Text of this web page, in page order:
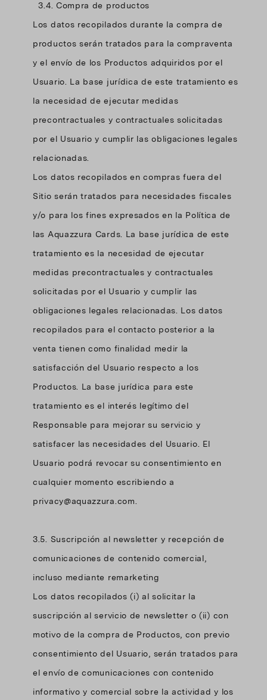
3.4. Compra de productos
Los datos recopilados durante la compra de
productos serán tratados para la compraventa
y el envío de los Productos adquiridos por el
Usuario. La base jurídica de este tratamiento es
la necesidad de ejecutar medidas
precontractuales y contractuales solicitadas
por el Usuario y cumplir las obligaciones legales
relacionadas.
Los datos recopilados en compras fuera del
Sitio serán tratados para necesidades fiscales
y/o para los fines expresados en la Política de
las Aquazzura Cards. La base jurídica de este
tratamiento es la necesidad de ejecutar
medidas precontractuales y contractuales
solicitadas por el Usuario y cumplir las
obligaciones legales relacionadas. Los datos
recopilados para el contacto posterior a la
venta tienen como finalidad medir la
satisfacción del Usuario respecto a los
Productos. La base jurídica para este
tratamiento es el interés legítimo del
Responsable para mejorar su servicio y
satisfacer las necesidades del Usuario. El
Usuario podrá revocar su consentimiento en
cualquier momento escribiendo a
privacy@aquazzura.com.
3.5. Suscripción al newsletter y recepción de
comunicaciones de contenido comercial,
incluso mediante remarketing
Los datos recopilados (i) al solicitar la
suscripción al servicio de newsletter o (ii) con
motivo de la compra de Productos, con previo
consentimiento del Usuario, serán tratados para
el envío de comunicaciones con contenido
informativo y comercial sobre la actividad y los